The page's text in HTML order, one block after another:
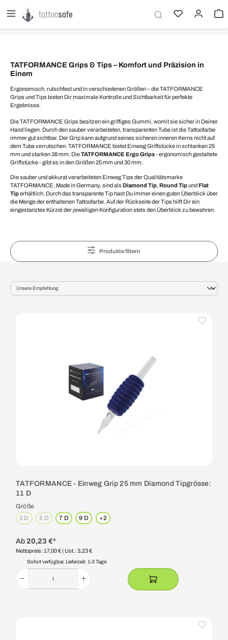
springen
TATFORMANCE Grips & Tips – Komfort und Präzision in
Einem
Ergonomisch, rutschfest und in verschiedenen Größen – die TATFORMANCE
Grips und Tips bieten Dir maximale Kontrolle und Sichtbarkeit für perfekte
Ergebnisse.
Die TATFORMANCE Grips besitzen ein griffiges Gummi, womit sie sicher in Deiner
Hand liegen. Durch den sauber verarbeiteten, transparenten Tube ist die Tattoofarbe
immer gut sichtbar. Der Grip kann aufgrund seines sicheren inneren Kerns nicht auf
dem Tube verrutschen. TATFORMANCE bietet Einweg Griffstücke in schlanken 25
mm und starken 38 mm. DieTATFORMANCE Ergo Grips- ergonomisch gestaltete
Griffstücke - gibt es in den Größen 25 mm und 30 mm.
Die sauber und akkurat verarbeiteten Einweg Tips der Qualitätsmarke
TATFORMANCE, Made in Germany, sind alsDiamond Tip, Round TipundFlat
Tiperhältlich. Durch das transparente Tip hast Du immer einen guten Überblick über
die Menge der enthaltenen Tattoofarbe. Auf der Rückseite der Tips hilft Dir ein
eingestanztes Kürzel der jeweiligen Konfiguration stets den Überblick zu bewahren.
Produkte filtern
TATFORMANCE - Einweg Grip 25 mm Diamond Tipgrösse:
11 D
Größe
3 D(Diese Option ist zurzeit nicht verfügbar.)
5 D(Diese Option ist zurzeit nicht verfügbar.)
7 D 9 D +2
Ab 20,23 €*
Nettopreis: 17,00 € | Ust.: 3,23 €
Sofort verfügbar, Lieferzeit: 1-3 Tage